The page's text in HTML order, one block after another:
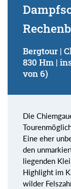
Bergtour |
830 Hm |
von 6)
Die
Eine eher
den
liegenden
Highlight im
wilder